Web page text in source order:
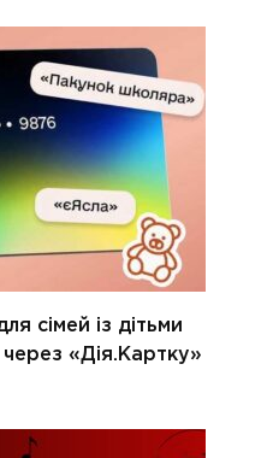
сімей із дітьми
«Дія.Картку»